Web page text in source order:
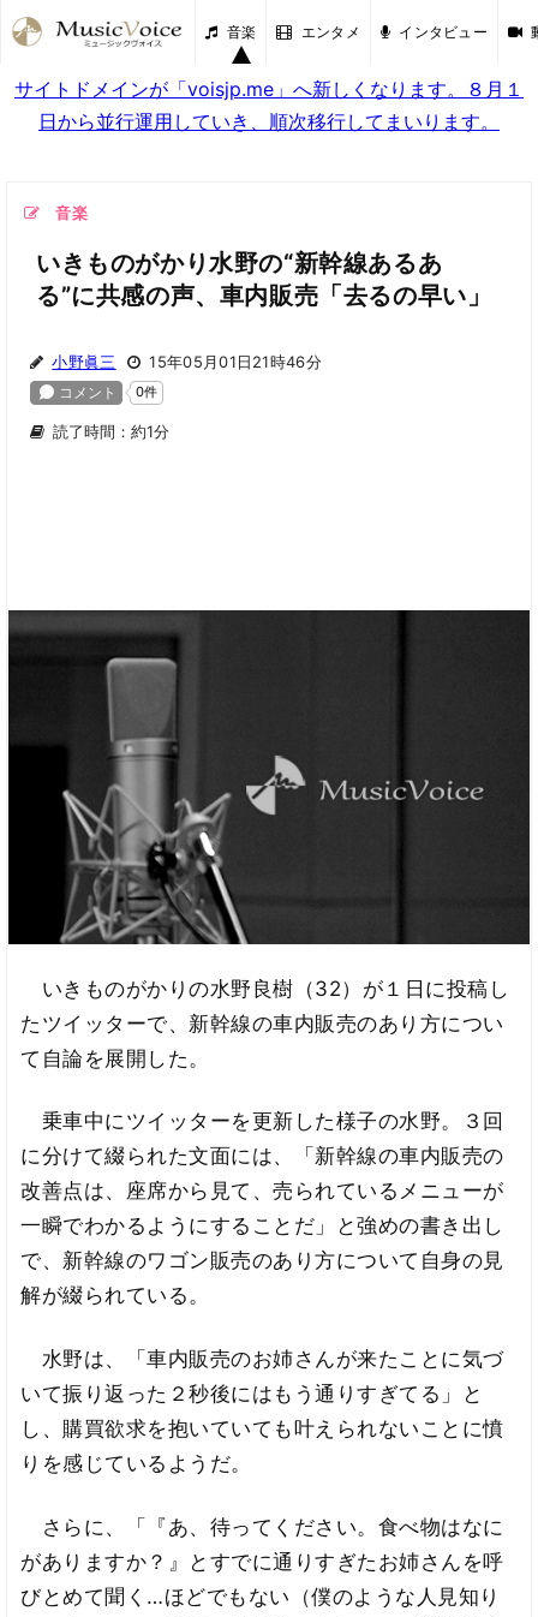
音楽 エンタメ インタビュー
サイトドメインが「voisjp.me」へ新しくなります。８月１
日から並行運用していき、順次移行してまいります。
音楽
いきものがかり水野の“新幹線あるあ
る”に共感の声、車内販売「去るの早い」
小野眞三 15年05月01日21時46分
読了時間：約1分
いきものがかりの水野良樹（32）が１日に投稿し
たツイッターで、新幹線の車内販売のあり方につい
て自論を展開した。
乗車中にツイッターを更新した様子の水野。３回
に分けて綴られた文面には、「新幹線の車内販売の
改善点は、座席から見て、売られているメニューが
一瞬でわかるようにすることだ」と強めの書き出し
で、新幹線のワゴン販売のあり方について自身の見
解が綴られている。
水野は、「車内販売のお姉さんが来たことに気づ
いて振り返った２秒後にはもう通りすぎてる」と
し、購買欲求を抱いていても叶えられないことに憤
りを感じているようだ。
さらに、「『あ、待ってください。食べ物はなに
がありますか？』とすでに通りすぎたお姉さんを呼
びとめて聞く…ほどでもない（僕のような人見知り